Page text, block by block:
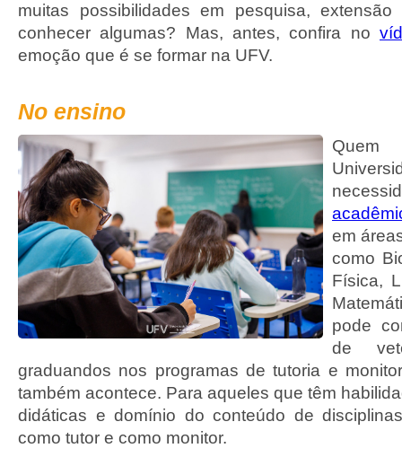
muitas possibilidades em pesquisa,
conhecer algumas? Mas, antes, confira no
emoção que é se formar na UFV.
No ensino
em
como
Física,
pode
de
graduandos nos programas de tutoria e
também acontece. Para aqueles que têm
didáticas e domínio do conteúdo de
como tutor e como monitor.